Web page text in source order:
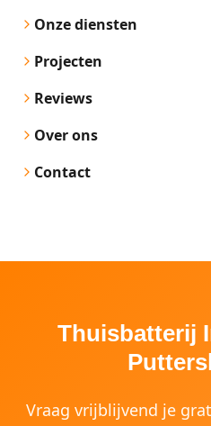
Onze diensten
Projecten
Reviews
Over ons
Contact
Thuisbatterij
Vraag vrijblijvend je